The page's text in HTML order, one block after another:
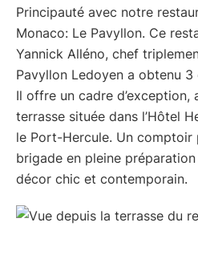
Principauté avec notre
Monaco: Le Pavyllon. Ce
Yannick Alléno, chef
Pavyllon Ledoyen a obtenu 3
Il offre un cadre d’exception,
terrasse située dans l’Hôtel
le Port-Hercule. Un comptoir
brigade en pleine
décor chic et contemporain.